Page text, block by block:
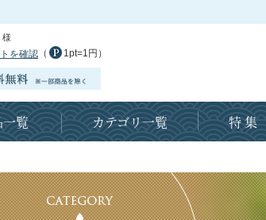
様
を確認 （ 1pt=1円）
覧 カテゴリ一覧 特 集